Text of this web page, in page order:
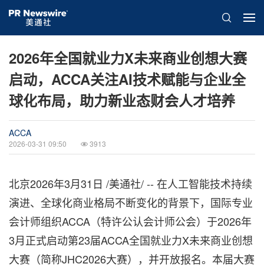
2026年全国就业力X未来商业创想大赛
启动，ACCA关注AI技术赋能与企业全
球化布局，助力新业态财会人才培养
ACCA
2026-03-31 09:50 3913
北京2026年3月31日 /美通社/ -- 在人工智能技术持续
演进、全球化商业格局不断变化的背景下，国际专业
会计师组织ACCA（特许公认会计师公会）于2026年
3月正式启动第23届ACCA全国就业力X未来商业创想
大赛（简称JHC2026大赛），并开放报名。本届大赛